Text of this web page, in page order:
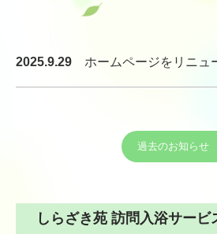
グループホーム美鈴ヶ丘
小規模多機能型居宅介護ふれあいの
2025.9.29 ホームページを リニュ
過去のお知らせ
しらざき苑 訪問入浴サービ